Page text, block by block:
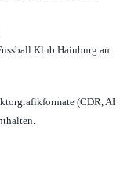
Klub Hainburg an
(CDR, AI